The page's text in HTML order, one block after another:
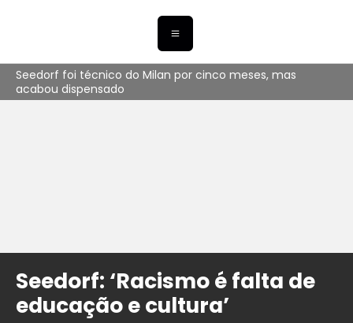
Seedorf foi técnico do Milan por cinco meses, mas
acabou dispensado
Seedorf: ‘Racismo é falta de
educação e cultura’